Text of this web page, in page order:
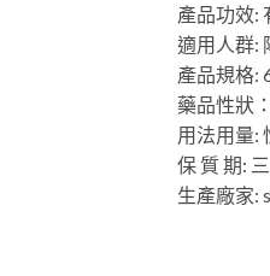
產品功效:
適用人群:
產品規格:
藥品性狀
用法用量:
保 質 期:
生產廠家: